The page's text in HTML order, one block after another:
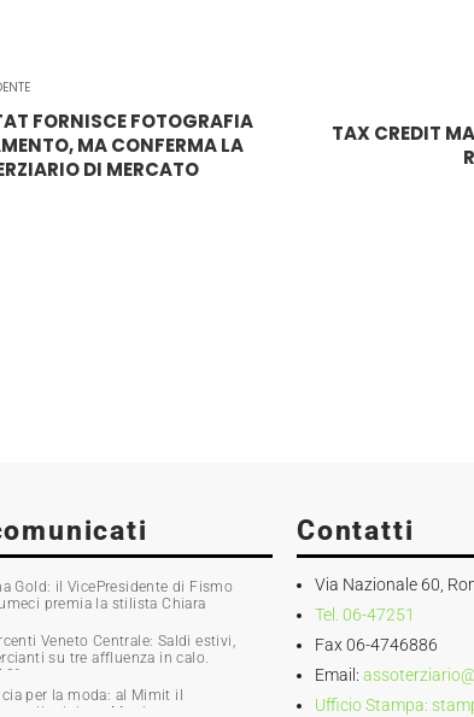
FORNISCE FOTOGRAFIA
MA CONFERMA LA
DI MERCATO
TAX CREDIT
Gold: il VicePresidente di Fismo
premia la stilista Chiara
Veneto Centrale: Saldi estivi,
su tre affluenza in calo.
per la moda: al Mimit il
e il ministro Martin
Contatti
Via Nazionale 60,
Tel. 06-47251
Fax 06-4746886
Email:
Ufficio Stampa: